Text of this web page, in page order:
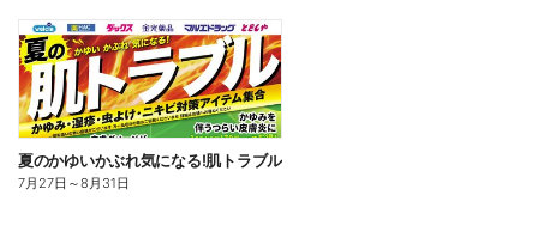
夏のかゆいかぶれ気になる!肌トラブル
7月27日 ～8月31日